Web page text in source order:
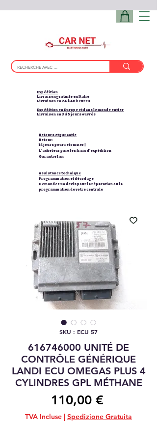
Expédition
Livraison gratuite en Italie
Livraison en 24 à 48 heures
Expédition en Europe et dans le monde entier
Livraison en 3 à 5 jours ouvrés
Retours et garantie
Retour:
14 jours pour retourner |
L'acheteur paie les frais d'expédition
Garantie 1 an
Assistance technique
Programmation et décodage
Demandez un devis pour la réparation ou la
programmation de votre centrale
SKU : ECU 57
616746000 UNITÉ DE
CONTRÔLE GÉNÉRIQUE
LANDI ECU OMEGAS PLUS 4
CYLINDRES GPL MÉTHANE
110,00 €
TVA Incluse | Spedizione Gratuita